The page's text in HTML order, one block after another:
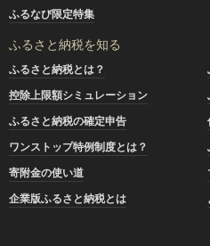
ふるなび限定特集
ふるさと納税を知る
ふるさと納税とは？
控除上限額シミュレーション
ふるさと納税の確定申告
ワンストップ特例制度とは？
寄附金の使い道
企業版ふるさと納税とは